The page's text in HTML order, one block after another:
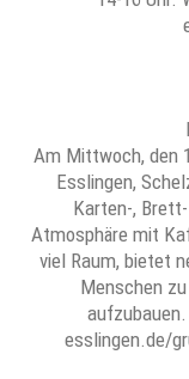
Am Mittwoch, den
Esslingen,
Karten-,
Atmosphäre mit
viel Raum, bietet
Menschen
esslingen.de/